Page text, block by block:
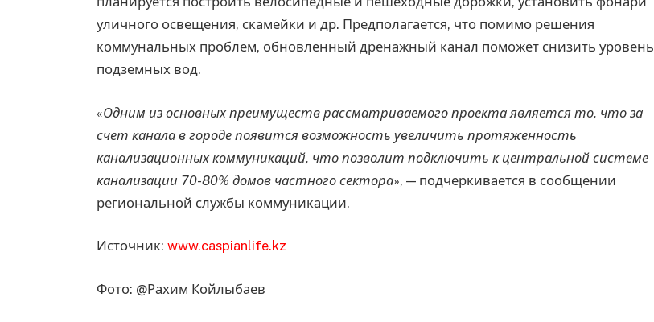
уличного освещения, скамейки и др. Предполагается, что помимо решения
коммунальных проблем, обновленный дренажный канал поможет снизить уровень
подземных вод.
«Одним из основных преимуществ рассматриваемого проекта является то, что за
счет канала в городе появится возможность увеличить протяженность
канализационных коммуникаций, что позволит подключить к центральной системе
канализации 70-80% домов частного сектора», — подчеркивается в сообщении
региональной службы коммуникации.
Источник: www.caspianlife.kz
Фото: @Рахим Койлыбаев